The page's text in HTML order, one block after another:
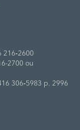
2700 ou
306‑5983 p. 2996